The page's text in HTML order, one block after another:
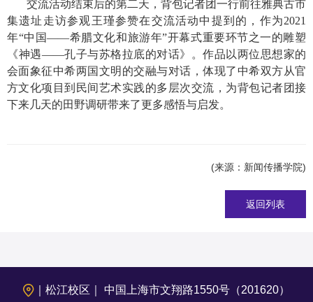
交流活动结束后的第二天，背包记者团一行前往雅典古市
集遗址走访参观王瑾参赞在交流活动中提到的，作为2021
年“中国——希腊文化和旅游年”开幕式重要环节之一的雕塑
《神遇——孔子与苏格拉底的对话》。作品以两位思想家的
会面象征中希两国文明的交融与对话，体现了中希双方从官
方文化项目到民间艺术实践的多层次交流，为背包记者团接
下来几天的田野调研带来了更多感悟与启发。
(来源：新闻传播学院)
返回列表
｜松江校区｜ 中国上海市文翔路1550号（201620）